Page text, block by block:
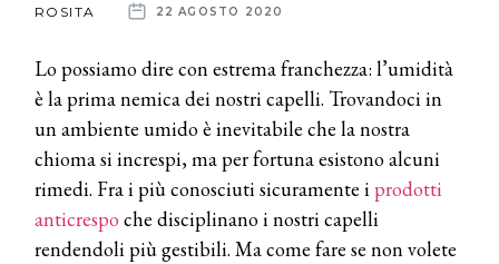
ROSITA 22 AGOSTO 2020
Lo possiamo dire con estrema franchezza: l’umidità
è la prima nemica dei nostri capelli. Trovandoci in
un ambiente umido è inevitabile che la nostra
chioma si increspi, ma per fortuna esistono alcuni
rimedi. Fra i più conosciuti sicuramente iprodotti
anticrespo che disciplinano i nostri capelli
rendendoli più gestibili. Ma come fare se non volete